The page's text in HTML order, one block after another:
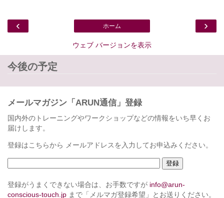
‹ ›
ホーム
ウェブ バージョンを表示
今後の予定
メールマガジン「ARUN通信」登録
国内外のトレーニングやワークショップなどの情報をいち早くお
届けします。
登録はこちらから メールアドレスを入力してお申込みください。
登録がうまくできない場合は、お手数ですが info@arun-
conscious-touch.jp まで「メルマガ登録希望」とお送りください。